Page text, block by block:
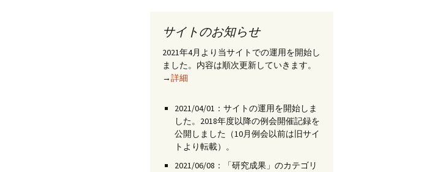
サイトのお知らせ
2021年4月より当サイトでの運用を開始し
ました。内容は順次更新していきます。
→詳細
2021/04/01：サイトの運用を開始しま
した。2018年度以降の例会開催記録を
公開しました（10月例会以前は旧サイ
トより転載）。
2021/06/08：「研究成果」のカテゴリ